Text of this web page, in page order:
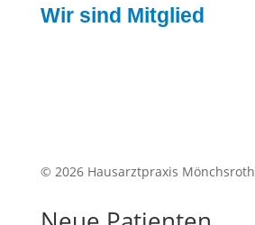
Wir sind Mitglied
© 2026 Hausarztpraxis Mönchsroth